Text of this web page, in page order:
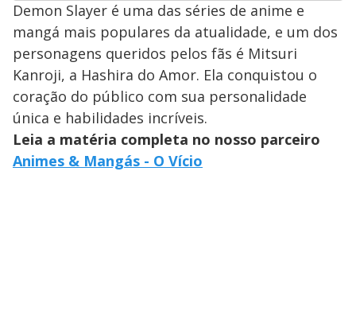
Demon Slayer é uma das séries de anime e
mangá mais populares da atualidade, e um dos
personagens queridos pelos fãs é Mitsuri
Kanroji, a Hashira do Amor. Ela conquistou o
coração do público com sua personalidade
única e habilidades incríveis.
Leia a matéria completa no nosso parceiro
Animes & Mangás - O Vício